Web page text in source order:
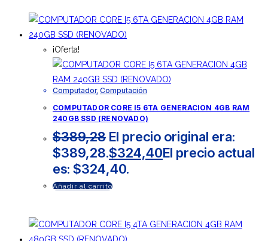
¡Oferta!
Computador, Computación
COMPUTADOR CORE I5 6TA GENERACION 4GB RAM
240GB SSD (RENOVADO)
$389,28 El precio original era:
$389,28.$324,40El precio actual
es: $324,40.
Añadir al carrito